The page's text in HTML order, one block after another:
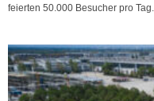
feierten 50.000 Besucher pro Tag...